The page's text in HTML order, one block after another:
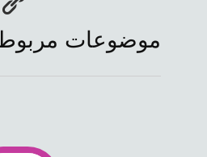
موضوعات مربوط